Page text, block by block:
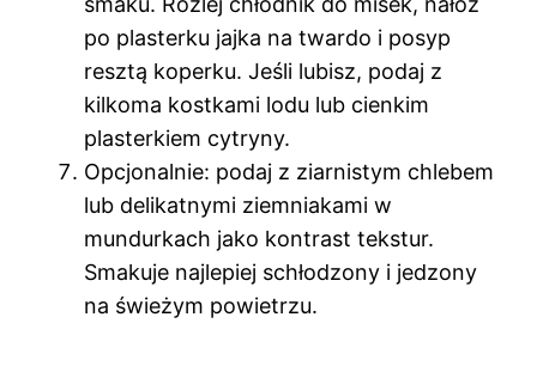
po plasterku jajka na twardo i posyp
resztą koperku. Jeśli lubisz, podaj z
kilkoma kostkami lodu lub cienkim
plasterkiem cytryny.
Opcjonalnie: podaj z ziarnistym chlebem
lub delikatnymi ziemniakami w
mundurkach jako kontrast tekstur.
Smakuje najlepiej schłodzony i jedzony
na świeżym powietrzu.